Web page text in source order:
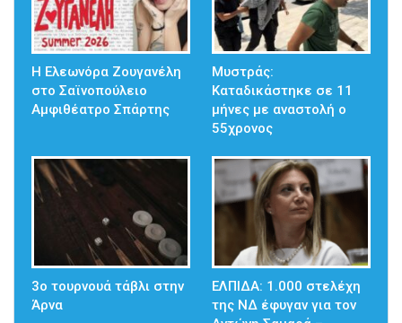
Η Ελεωνόρα Ζουγανέλη
στο Σαϊνοπούλειο
Αμφιθέατρο Σπάρτης
Μυστράς:
Καταδικάστηκε σε 11
μήνες με αναστολή ο
55χρονος
3ο τουρνουά τάβλι στην
Άρνα
ΕΛΠΙΔΑ: 1.000 στελέχη
της ΝΔ έφυγαν για τον